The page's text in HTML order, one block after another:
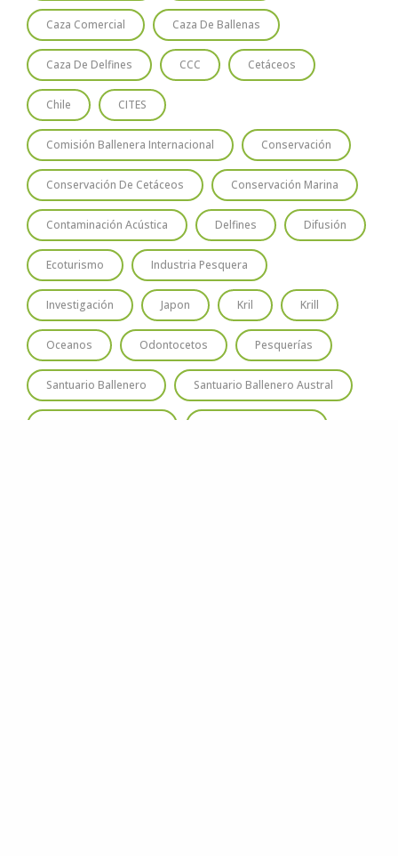
Caza Comercial Caza De Ballenas
Caza De Delfines CCC Cetáceos
Chile CITES
Comisión Ballenera Internacional Conservación
Conservación De Cetáceos Conservación Marina
Contaminación Acústica Delfines Difusión
Ecoturismo Industria Pesquera
Investigación Japon Kril Krill
Oceanos Odontocetos Pesquerías
Santuario Ballenero Santuario Ballenero Austral